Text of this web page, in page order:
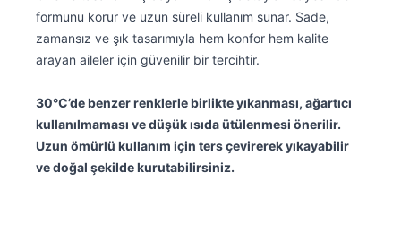
formunu korur ve uzun süreli kullanım sunar. Sade,
zamansız ve şık tasarımıyla hem konfor hem kalite
arayan aileler için güvenilir bir tercihtir.
30°C’de benzer renklerle birlikte yıkanması, ağartıcı
kullanılmaması ve düşük ısıda ütülenmesi önerilir.
Uzun ömürlü kullanım için ters çevirerek yıkayabilir
ve doğal şekilde kurutabilirsiniz.